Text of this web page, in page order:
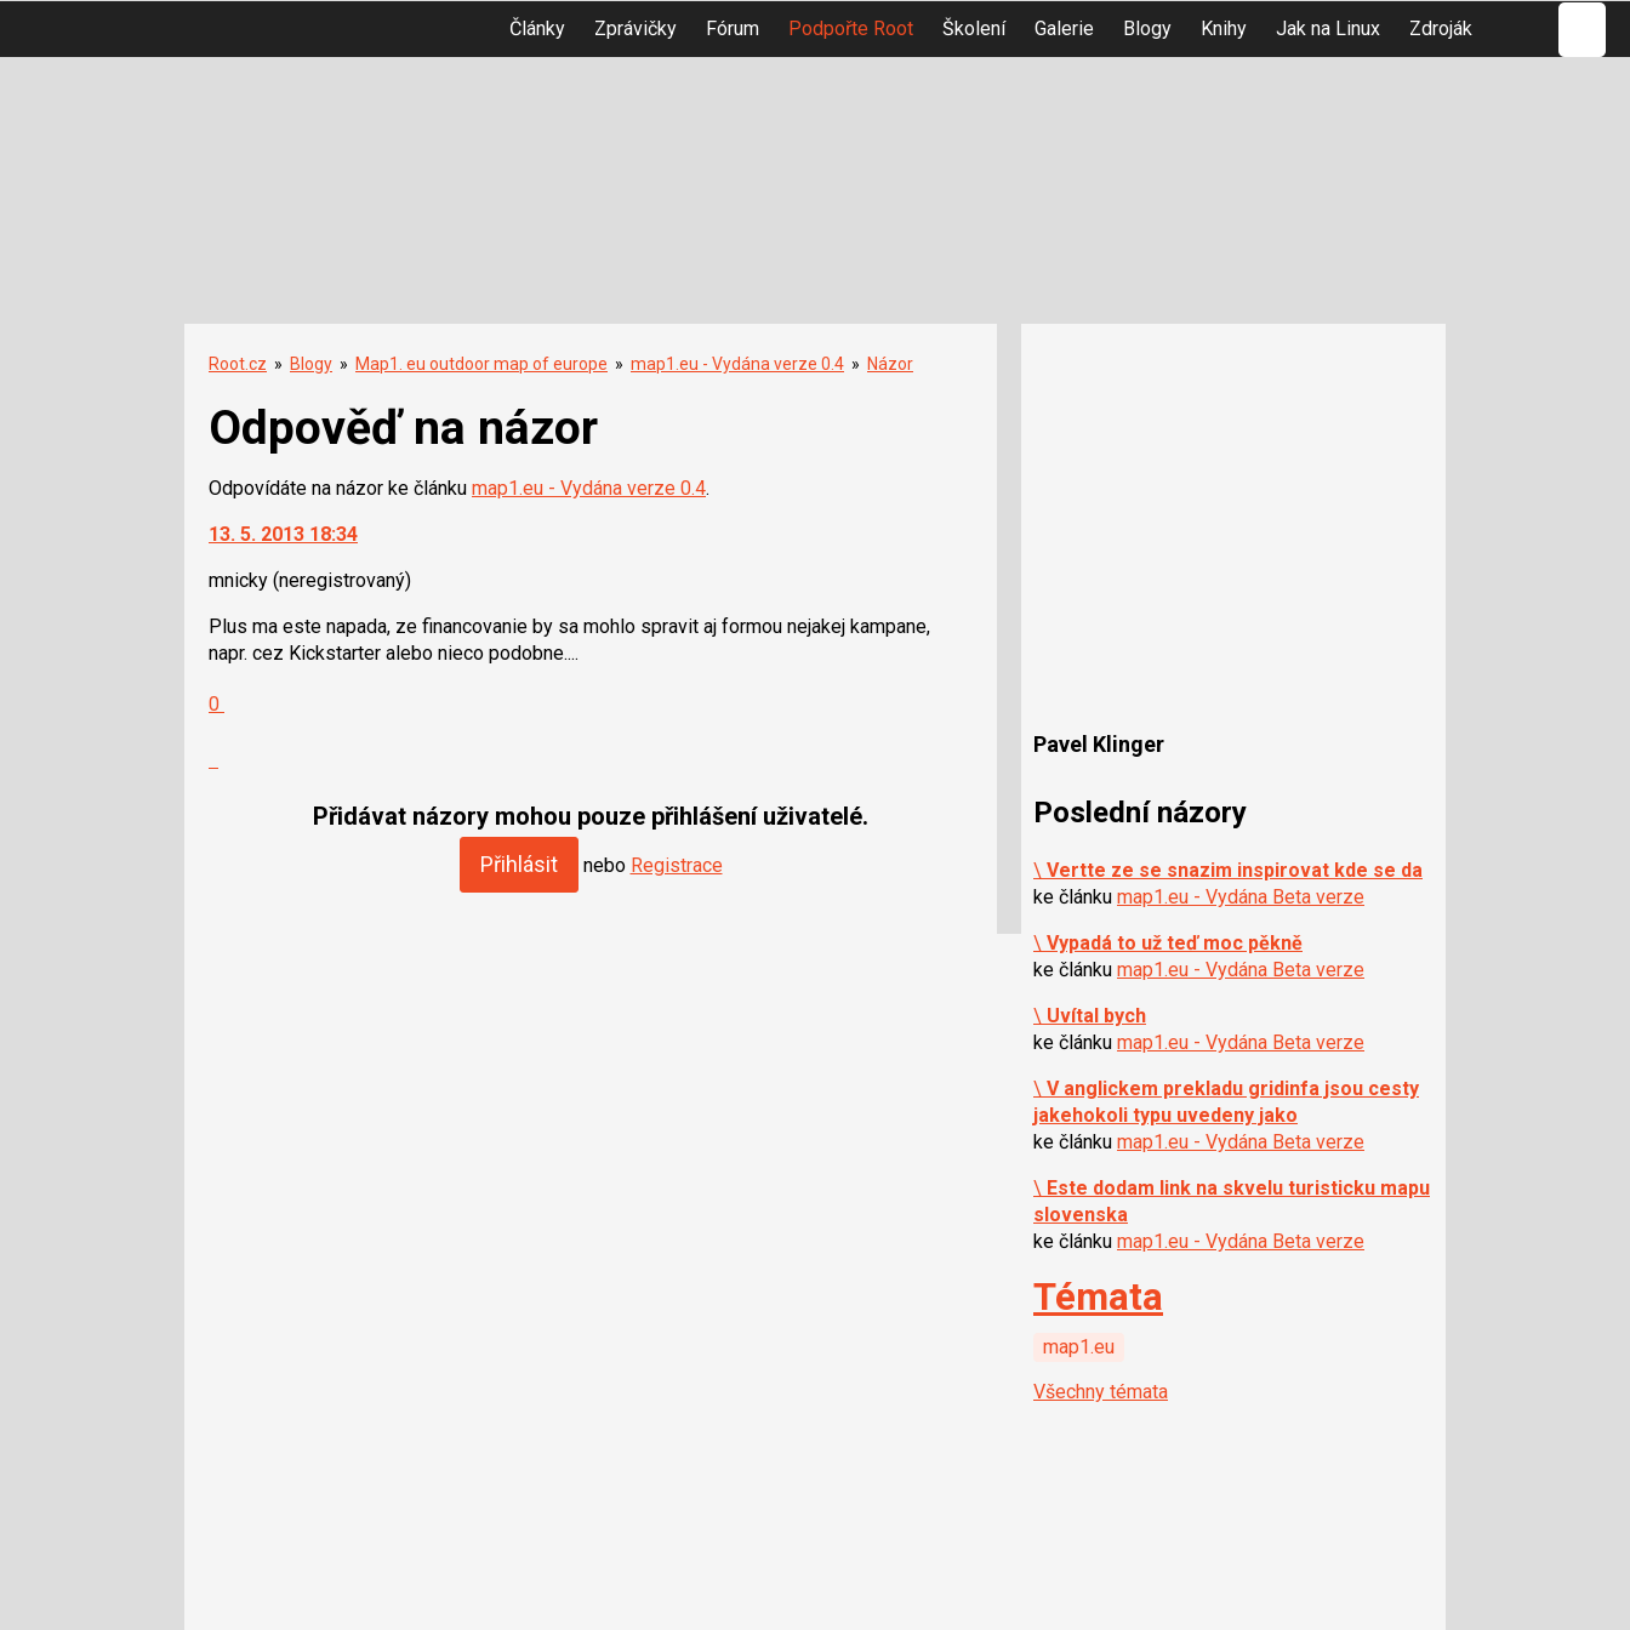
Články Zprávičky Fórum Podpořte Root Školení Galerie Blogy Knihy Jak na Linux Zdroják
Root.cz » Blogy » Map1. eu outdoor map of europe » map1.eu - Vydána verze 0.4 » Názor
Odpověď na názor
Odpovídáte na názor ke článku map1.eu - Vydána verze 0.4.
13. 5. 2013 18:34
mnicky (neregistrovaný)
Plus ma este napada, ze financovanie by sa mohlo spravit aj formou nejakej kampane,
napr. cez Kickstarter alebo nieco podobne....
0
Přidávat názory mohou pouze přihlášení uživatelé.
Přihlásit nebo Registrace
Pavel Klinger
Poslední názory
\ Vertte ze se snazim inspirovat kde se da
ke článku map1.eu - Vydána Beta verze
\ Vypadá to už teď moc pěkně
ke článku map1.eu - Vydána Beta verze
\ Uvítal bych
ke článku map1.eu - Vydána Beta verze
\ V anglickem prekladu gridinfa jsou cesty
jakehokoli typu uvedeny jako
ke článku map1.eu - Vydána Beta verze
\ Este dodam link na skvelu turisticku mapu
slovenska
ke článku map1.eu - Vydána Beta verze
Témata
map1.eu
Všechny témata